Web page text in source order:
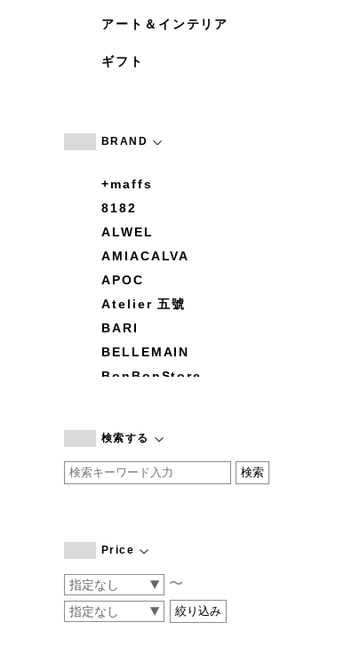
アート＆インテリア
ギフト
BRAND
+maffs
8182
ALWEL
AMIACALVA
APOC
Atelier 五號
BARI
BELLEMAIN
BonBonStore
by basics
CATWORTH
COGTHEBIGSMOKE
CONVERSE
DEAN & DELUCA
検索する
Price
〜